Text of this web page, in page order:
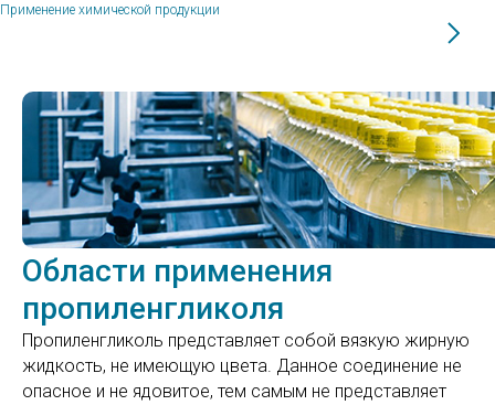
Применение химической продукции
Области применения
пропиленгликоля
Пропиленгликоль представляет собой вязкую жирную
жидкость, не имеющую цвета. Данное соединение не
опасное и не ядовитое, тем самым не представляет